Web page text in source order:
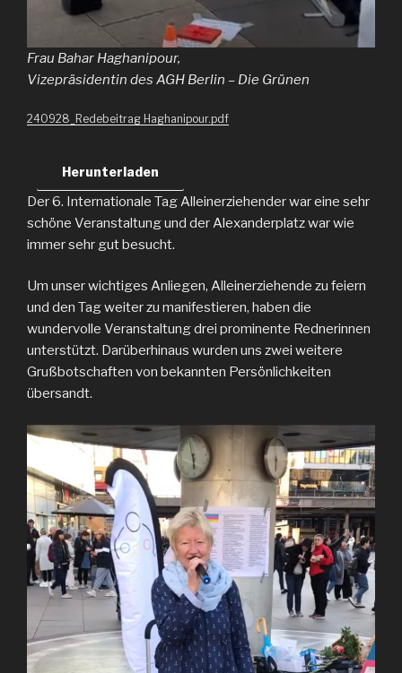
Frau Bahar Haghanipour,
Vizepräsidentin des AGH Berlin – Die Grünen
240928_Redebeitrag Haghanipour.pdf
Herunterladen
Der 6. Internationale Tag Alleinerziehender war eine sehr
schöne Veranstaltung und der Alexanderplatz war wie
immer sehr gut besucht.
Um unser wichtiges Anliegen, Alleinerziehende zu feiern
und den Tag weiter zu manifestieren, haben die
wundervolle Veranstaltung drei prominente Rednerinnen
unterstützt. Darüberhinaus wurden uns zwei weitere
Grußbotschaften von bekannten Persönlichkeiten
übersandt.